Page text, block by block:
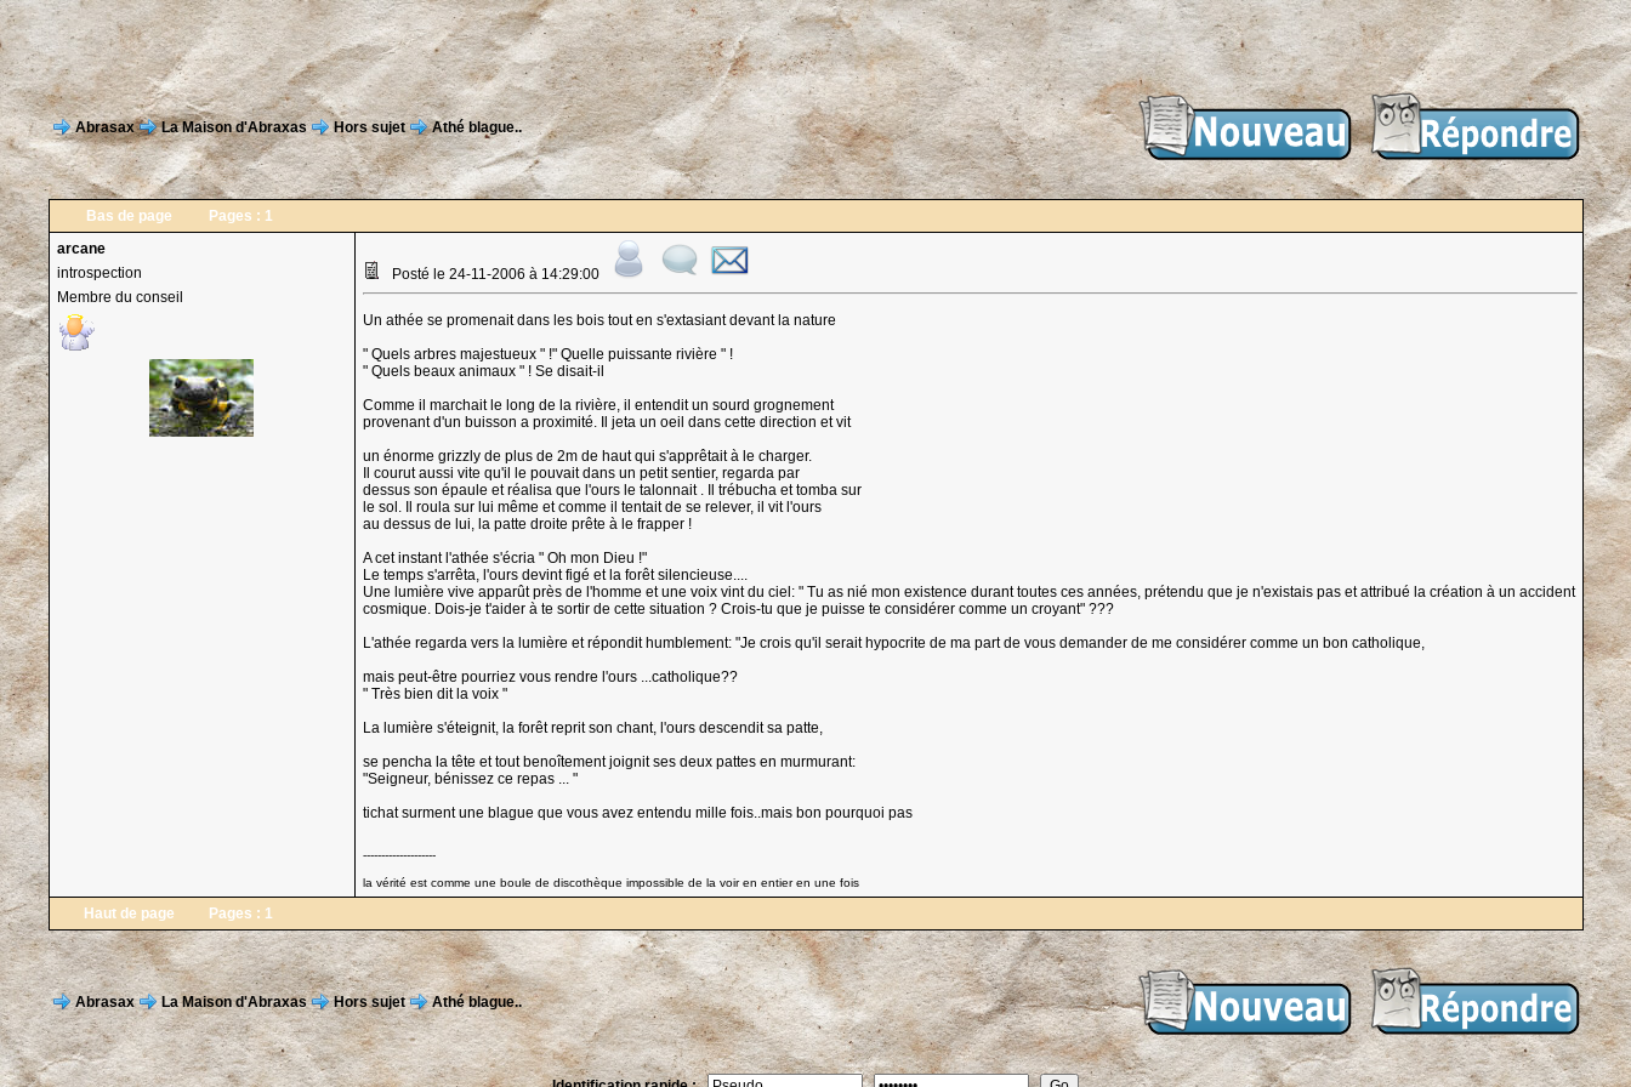
Abrasax La Maison d'Abraxas Hors sujet Athé blague..
Bas de page Pages : 1
arcane
introspection
Membre du conseil
Posté le 24-11-2006 à 14:29:00
Un athée se promenait dans les bois tout en s'extasiant devant la nature
" Quels arbres majestueux " !" Quelle puissante rivière " !
" Quels beaux animaux " ! Se disait-il
Comme il marchait le long de la rivière, il entendit un sourd grognement
provenant d'un buisson a proximité. Il jeta un oeil dans cette direction et vit
un énorme grizzly de plus de 2m de haut qui s'apprêtait à le charger.
Il courut aussi vite qu'il le pouvait dans un petit sentier, regarda par
dessus son épaule et réalisa que l'ours le talonnait . Il trébucha et tomba sur
le sol. Il roula sur lui même et comme il tentait de se relever, il vit l'ours
au dessus de lui, la patte droite prête à le frapper !
A cet instant l'athée s'écria " Oh mon Dieu !"
Le temps s'arrêta, l'ours devint figé et la forêt silencieuse....
Une lumière vive apparût près de l'homme et une voix vint du ciel: " Tu as nié mon existence durant toutes ces années, prétendu que je n'existais pas et attribué la création à un accident
cosmique. Dois-je t'aider à te sortir de cette situation ? Crois-tu que je puisse te considérer comme un croyant" ???
L'athée regarda vers la lumière et répondit humblement: "Je crois qu'il serait hypocrite de ma part de vous demander de me considérer comme un bon catholique,
mais peut-être pourriez vous rendre l'ours ...catholique??
" Très bien dit la voix "
La lumière s'éteignit, la forêt reprit son chant, l'ours descendit sa patte,
se pencha la tête et tout benoîtement joignit ses deux pattes en murmurant:
"Seigneur, bénissez ce repas ... "
tichat surment une blague que vous avez entendu mille fois..mais bon pourquoi pas
--------------------
la vérité est comme une boule de discothèque impossible de la voir en entier en une fois
Haut de page Pages : 1
Abrasax La Maison d'Abraxas Hors sujet Athé blague..